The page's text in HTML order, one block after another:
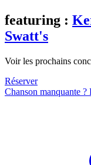
featuring :
Swatt's
Voir les prochains
Réserver
Chanson manquante ?